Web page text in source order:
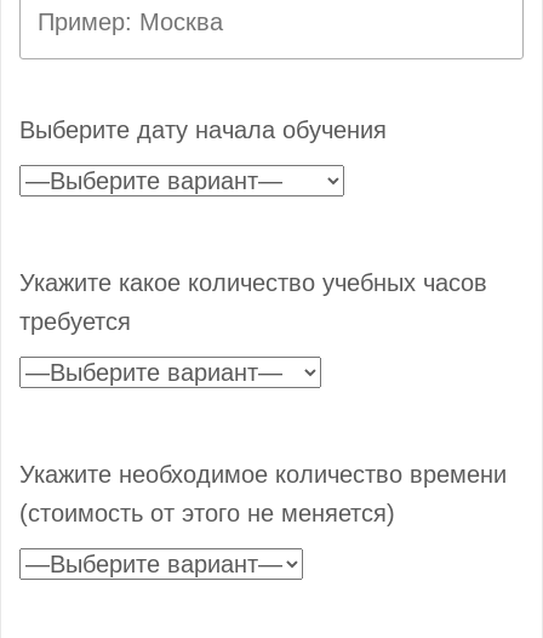
Выберите дату начала обучения
Укажите какое количество учебных часов
требуется
Укажите необходимое количество времени
(стоимость от этого не меняется)